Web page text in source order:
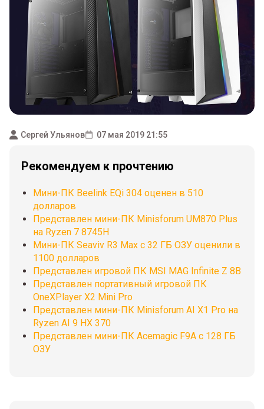
Сергей Ульянов 07 мая 2019 21:55
Рекомендуем к прочтению
Мини-ПК Beelink EQi 304 оценен в 510
долларов
Представлен мини-ПК Minisforum UM870 Plus
на Ryzen 7 8745H
Мини-ПК Seaviv R3 Max с 32 ГБ ОЗУ оценили в
1100 долларов
Представлен игровой ПК MSI MAG Infinite Z 8B
Представлен портативный игровой ПК
OneXPlayer X2 Mini Pro
Представлен мини-ПК Minisforum AI X1 Pro на
Ryzen AI 9 HX 370
Представлен мини-ПК Acemagic F9A с 128 ГБ
ОЗУ